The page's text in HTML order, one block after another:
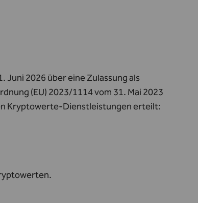
Juni 2026 über eine Zulassung als
(EU) 2023/1114 vom 31. Mai 2023
Kryptowerte‑Dienstleistungen erteilt: